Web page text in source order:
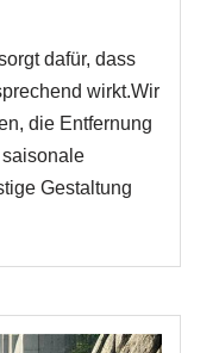
dafür, dass
wirkt.Wir
die Entfernung
Gestaltung